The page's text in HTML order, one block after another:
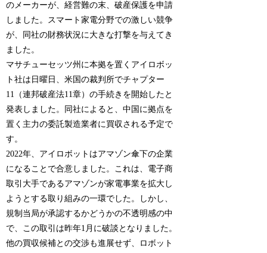
のメーカーが、経営難の末、破産保護を申請
しました。スマート家電分野での激しい競争
が、同社の財務状況に大きな打撃を与えてき
ました。
マサチューセッツ州に本拠を置くアイロボッ
ト社は日曜日、米国の裁判所でチャプター
11（連邦破産法11章）の手続きを開始したと
発表しました。同社によると、中国に拠点を
置く主力の委託製造業者に買収される予定で
す。
2022年、アイロボットはアマゾン傘下の企業
になることで合意しました。これは、電子商
取引大手であるアマゾンが家電事業を拡大し
ようとする取り組みの一環でした。しかし、
規制当局が承認するかどうかの不透明感の中
で、この取引は昨年1月に破談となりました。
他の買収候補との交渉も進展せず、ロボット